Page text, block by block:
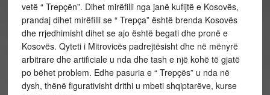
vetë “ Trepçën”. Dihet mirëfilli nga janë kufijtë e Kosovës,
prandaj dihet mirëfilli se “ Trepça” është brenda Kosovës
dhe rrjedhimisht dihet se ajo është begati dhe pronë e
Kosovës. Qyteti i Mitrovicës padrejtësisht dhe në mënyrë
arbitrare dhe artificiale u nda dhe tash e një kohë të gjatë
po bëhet problem. Edhe pasuria e “ Trepçës” u nda në
dysh, thënë figurativisht drithi u mbeti shqiptarëve, kurse